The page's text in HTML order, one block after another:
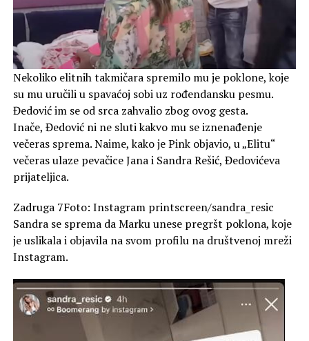
Nekoliko elitnih takmičara spremilo mu je poklone, koje
su mu uručili u spavaćoj sobi uz rođendansku pesmu.
Đedović im se od srca zahvalio zbog ovog gesta.
Inače, Đedović ni ne sluti kakvo mu se iznenađenje
večeras sprema. Naime, kako je Pink objavio, u „Elitu“
večeras ulaze pevačice Jana i Sandra Rešić, Đedovićeva
prijateljica.
Zadruga 7Foto: Instagram printscreen/sandra_resic
Sandra se sprema da Marku unese pregršt poklona, koje
je uslikala i objavila na svom profilu na društvenoj mreži
Instagram.